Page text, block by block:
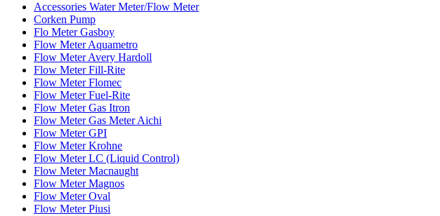
Accessories Water Meter/Flow Meter
Corken Pump
Flo Meter Gasboy
Flow Meter Aquametro
Flow Meter Avery Hardoll
Flow Meter Fill-Rite
Flow Meter Flomec
Flow Meter Fuel-Rite
Flow Meter Gas Itron
Flow Meter Gas Meter Aichi
Flow Meter GPI
Flow Meter Krohne
Flow Meter LC (Liquid Control)
Flow Meter Macnaught
Flow Meter Magnos
Flow Meter Oval
Flow Meter Piusi